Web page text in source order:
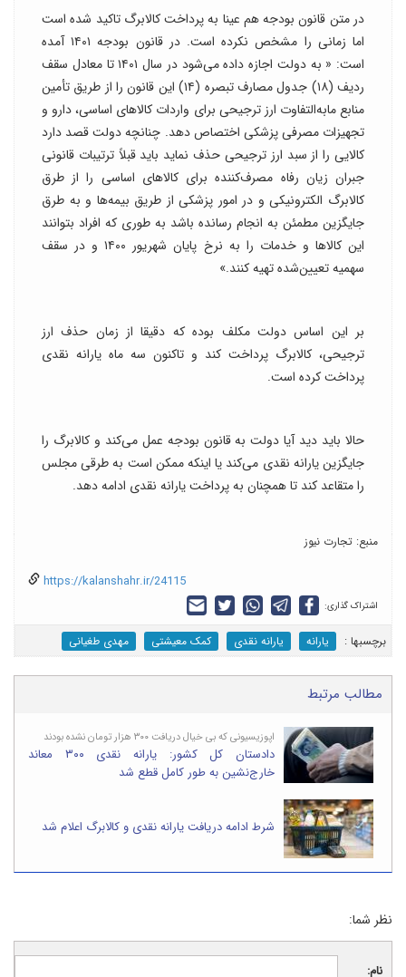
در متن قانون بودجه هم عینا به پرداخت کالابرگ تاکید شده است
اما زمانی را مشخص نکرده است. در قانون بودجه ۱۴۰۱ آمده
است: « ‌به دولت اجازه داده می‌شود در سال ۱۴۰۱ تا معادل سقف
ردیف (۱۸) جدول مصارف تبصره (۱۴) این قانون را از طریق تأمین
منابع مابه‌التفاوت ارز ترجیحی برای واردات کالاهای اساسی، دارو و
تجهیزات مصرفی پزشکی اختصاص دهد. چنانچه دولت قصد دارد
کالایی را از سبد ارز ترجیحی حذف نماید باید قبلاً ترتیبات قانونی
جبران زیان رفاه مصرف‌کننده برای کالاهای اساسی را از طرق
کالابرگ الکترونیکی و در امور پزشکی از طریق بیمه‌ها و به طرق
جایگزین مطمئن به انجام رسانده باشد به طوری که افراد بتوانند
این کالاها و خدمات را به نرخ پایان شهریور ۱۴۰۰ و در سقف
سهمیه تعیین‌شده تهیه کنند.»
بر این اساس دولت مکلف بوده که دقیقا از زمان حذف ارز
ترجیحی، کالابرگ پرداخت کند و تاکنون سه ماه یارانه نقدی
پرداخت کرده است.
حالا باید دید آیا دولت به قانون بودجه عمل می‌کند و کالابرگ را
جایگزین یارانه نقدی می‌کند یا اینکه ممکن است به طرقی مجلس
را متقاعد کند تا همچنان به پرداخت یارانه نقدی ادامه دهد.
منبع: تجارت نیوز
https://kalanshahr.ir/24115
اشتراک گذاری:
برچسب‎ها : یارانه یارانه نقدی کمک معیشتی مهدی طغیانی
مطالب مرتبط
اپوزیسیونی که بی خیال دریافت ۳۰۰ هزار تومان نشده بودند
دادستان کل کشور: یارانه نقدی ۳۰۰ معاند
خارج‌نشین به طور کامل قطع شد
شرط ادامه دریافت یارانه نقدی و کالابرگ اعلام شد
نظر شما:
نام: